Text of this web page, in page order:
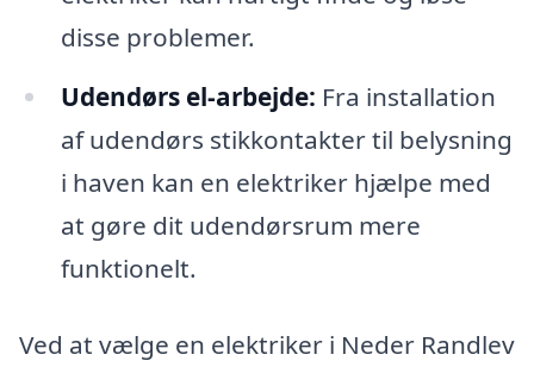
disse problemer.
Udendørs el-arbejde: Fra installation
af udendørs stikkontakter til belysning
i haven kan en elektriker hjælpe med
at gøre dit udendørsrum mere
funktionelt.
Ved at vælge en elektriker i Neder Randlev